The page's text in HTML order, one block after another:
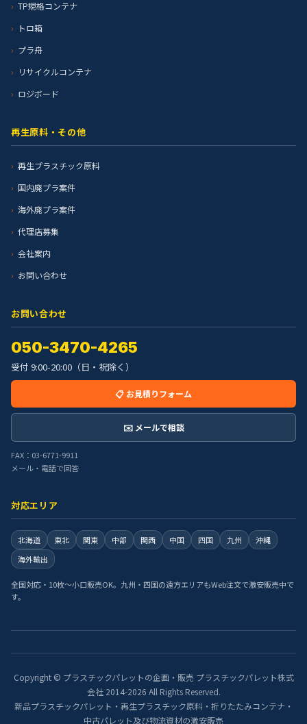
TP規格コンテナ
トロ箱
プラ舟
リサイクルコンテナ
ロジボード
再生原料・その他
再生プラスチック原料
国内廃プラ案件
海外廃プラ案件
代理店募集
会社案内
お問い合わせ
お問い合わせ
050-3470-4265
受付 9:00-20:00（日・祝除く）
📋 お見積りフォーム
✉️ メールで相談
FAX：03-6771-9911
メール・電話で回答
対応エリア
北海道 東北 関東 中部 関西 中国 四国 九州
沖縄
海外輸出
全国対応・10枚〜小口販売OK。九州・四国の遠方エリアもWeb注文で激安販売中で
す。
Copyright © プラスチックパレットの企画・販売 プラスチックパレット株式
会社 2014-2026 All Rights Reserved.
新品プラスチックパレット・再生プラスチック原料・折りたたみコンテナ・
中古パレット及び物流資材の激安販売